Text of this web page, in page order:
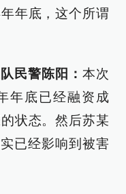
年底，这个所谓
民警陈阳：本次
年底已经融资成
状态。然后苏某
已经影响到被害